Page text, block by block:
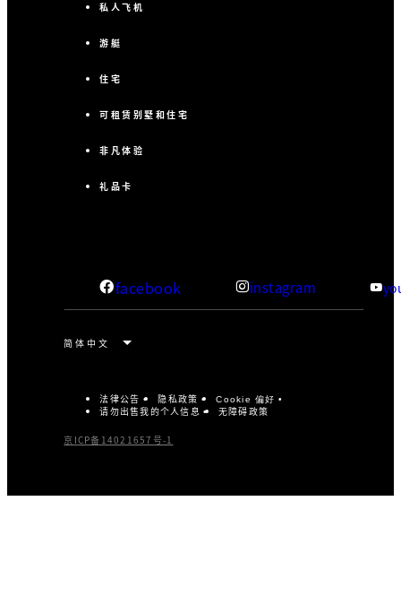
私人飞机
游艇
住宅
可租赁别墅和住宅
非凡体验
礼品卡
facebook instagram
法律公告 隐私政策 Cookie 偏好
请勿出售我的个人信息 无障碍政策
京ICP备14021657号-1